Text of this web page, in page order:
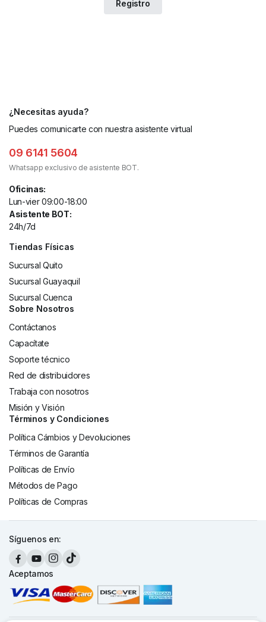
¿Necesitas ayuda?
Puedes comunicarte con nuestra asistente virtual
09 6141 5604
Whatsapp exclusivo de asistente BOT.
Oficinas:
Lun-vier 09:00-18:00
Asistente BOT:
24h/7d
Tiendas Físicas
Sucursal Quito
Sucursal Guayaquil
Sucursal Cuenca
Sobre Nosotros
Contáctanos
Capacítate
Soporte técnico
Red de distribuidores
Trabaja con nosotros
Misión y Visión
Términos y Condiciones
Política Cámbios y Devoluciones
Términos de Garantía
Políticas de Envío
Métodos de Pago
Políticas de Compras
Síguenos en:
Aceptamos